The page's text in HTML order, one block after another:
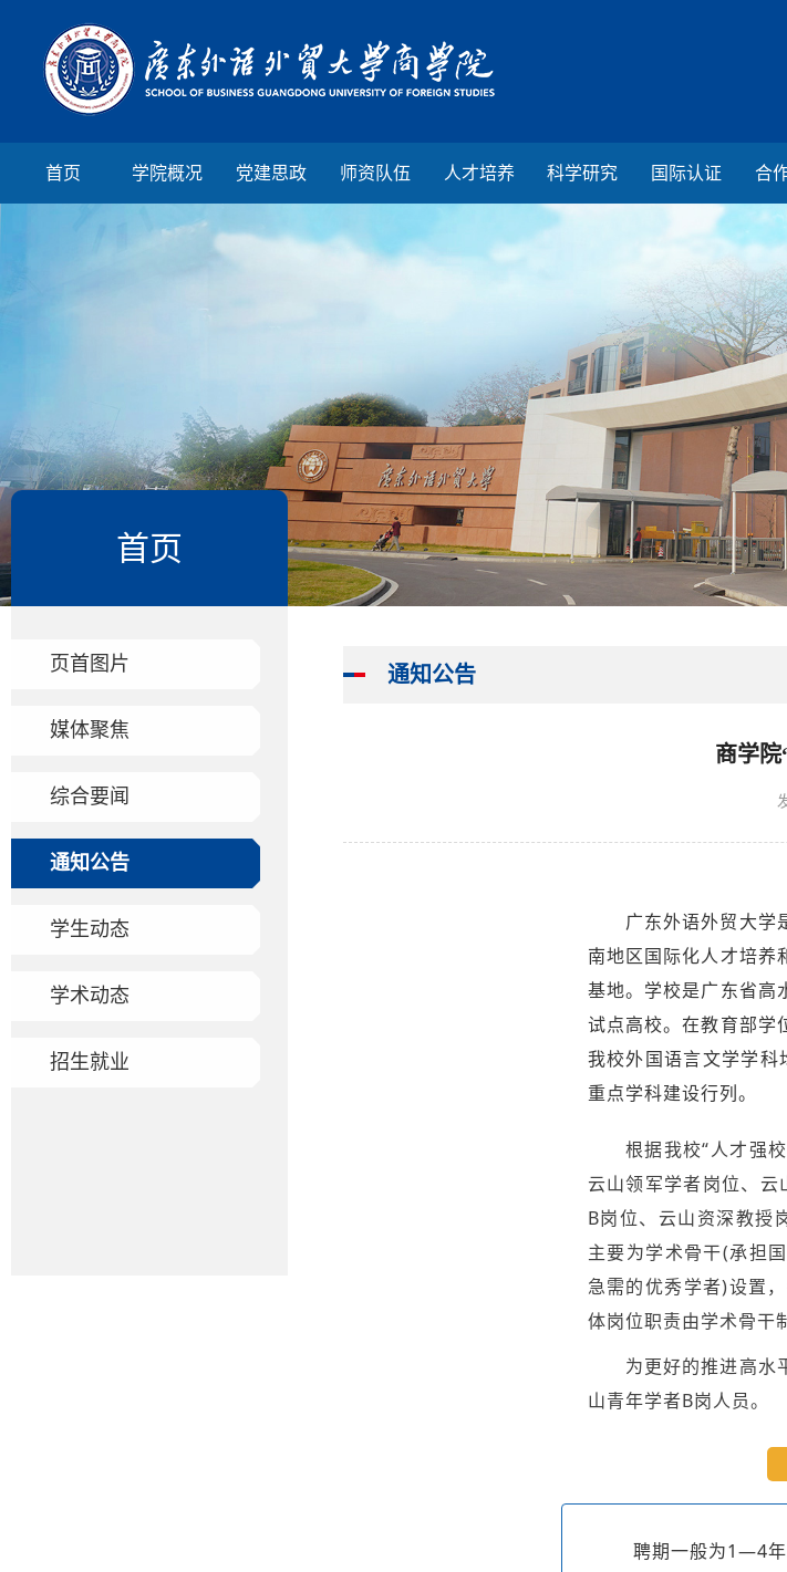
首页 学院概况 党建思政 师资队伍 人才培养 科学研究 国际认证 合
首页
页首图片
媒体聚焦
综合要闻
通知公告
学生动态
学术动态
招生就业
通知公告
商学
广东外语外贸大学
南地区国际化人才培养
基地。学校是广东省高
试点高校。在教育部学
我校外国语言文学学
重点学科建设行列。
根据我校“人才强
云山领军学者岗位、
B岗位、云山资深教授
主要为学术骨干(承担
急需的优秀学者)设置
体岗位职责由学术骨干
为更好的推进高水
山青年学者B岗人员。
聘期一般为1—4年